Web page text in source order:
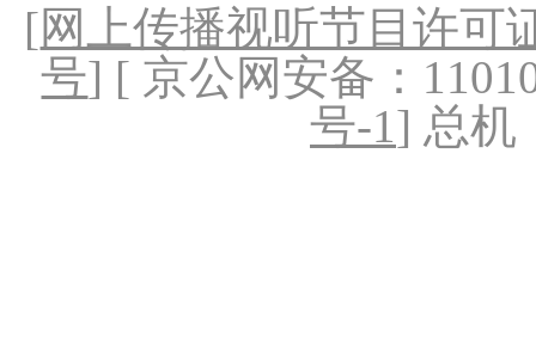
[网上传播视听节目许可
号] [ 京公网安备：
号-1] 总机